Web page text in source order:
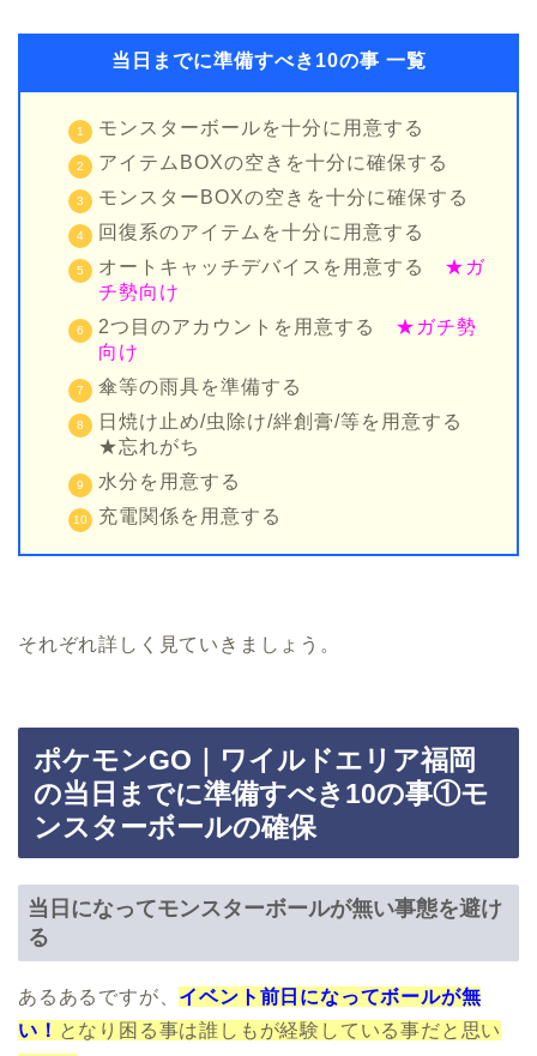
当日までに準備すべき10の事 一覧
モンスターボールを十分に用意する
アイテムBOXの空きを十分に確保する
モンスターBOXの空きを十分に確保する
回復系のアイテムを十分に用意する
オートキャッチデバイスを用意する ★ガ
チ勢向け
2つ目のアカウントを用意する ★ガチ勢
向け
傘等の雨具を準備する
日焼け止め/虫除け/絆創膏/等を用意する
★忘れがち
水分を用意する
充電関係を用意する
それぞれ詳しく見ていきましょう。
ポケモンGO｜ワイルドエリア福岡
の当日までに準備すべき10の事①モ
ンスターボールの確保
当日になってモンスターボールが無い事態を避け
る
あるあるですが、 イベント前日になってボールが無
い！ となり困る事は誰しもが経験している事だと思い